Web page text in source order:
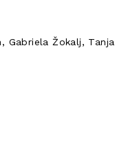
Gabriela Žokalj, Tanja